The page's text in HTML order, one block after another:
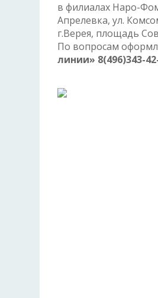
в филиалах Наро-
Апрелевка, ул.
г.Верея, площадь
По вопросам
линии» 8(496)343-